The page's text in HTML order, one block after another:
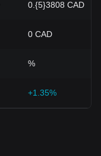
0.{5}3808 CAD
0 CAD
%
+1.35%